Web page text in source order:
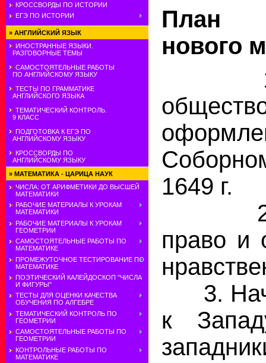
КРОССВОРДЫ ПО ИСТОРИИ
ЕГЭ ПО ИСТОРИИ
» АНГЛИЙСКИЙ ЯЗЫК
ИНОСТРАННЫЕ ЯЗЫКИ.
РАЗГОВОРНЫЕ ТЕМЫ
САМОСТОЯТЕЛЬНЫЕ РАБОТЫ
ПО АНГЛИЙСКОМУ ЯЗЫКУ
ТЕСТЫ ПО ГРАММАТИКЕ
АНГЛИЙСКОГО ЯЗЫКА
ТЕМАТИЧЕСКИЙ КОНТРОЛЬ.
9 КЛАСС
ПОДГОТОВКА К ЕГЭ ПО
АНГЛИЙСКОМУ ЯЗЫКУ
КРОССВОРДЫ ПО
АНГЛИЙСКОМУ ЯЗЫКУ
» МАТЕМАТИКА - ЦАРИЦА НАУК
ЧИСЛА: ОТ АРИФМЕТИКИ ДО ВЫСШЕЙ
МАТЕМАТИКИ
РАБОЧИЕ МАТЕРИАЛЫ К УРОКАМ
МАТЕМАТИКИ
РАБОЧИЕ МАТЕРИАЛЫ К УРОКАМ
ГЕОМЕТРИИ
САМОСТОЯТЕЛЬНЫЕ РАБОТЫ ПО
МАТЕМАТИКЕ
ПРОМЕЖУТОЧНОЕ ТЕСТИРОВАНИЕ ПО
МАТЕМАТИКЕ
ПОЭТИЧЕСКИЙ КАЛЕЙДОСКОП "ЧИСЛА
И ФИГУРЫ"
ТЕСТЫ ДЛЯ ОЦЕНКИ КАЧЕСТВА
ОБУЧЕНИЯ ПО АЛГЕБРЕ
ТЕМАТИЧЕСКИЙ КОНТРОЛЬ ПО
ГЕОМЕТРИИ
САМОСТОЯТЕЛЬНЫЕ РАБОТЫ ПО
ГЕОМЕТРИИ
КОНТРОЛЬНЫЕ РАБОТЫ ПО
МАТЕМАТИКЕ
План
нового
1.
1649 г.
2.
право и
3.
к